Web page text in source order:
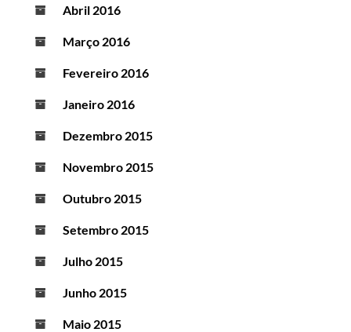
Abril 2016
Março 2016
Fevereiro 2016
Janeiro 2016
Dezembro 2015
Novembro 2015
Outubro 2015
Setembro 2015
Julho 2015
Junho 2015
Maio 2015